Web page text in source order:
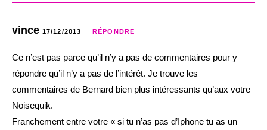
vince 17/12/2013 RÉPONDRE
Ce n’est pas parce qu’il n’y a pas de commentaires pour y
répondre qu’il n’y a pas de l’intérêt. Je trouve les
commentaires de Bernard bien plus intéressants qu’aux votre
Noisequik.
Franchement entre votre « si tu n’as pas d’Iphone tu as un